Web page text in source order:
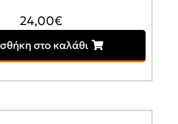
24,00€
στο καλάθι